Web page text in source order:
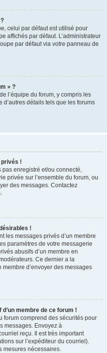
celui par défaut est utilisé pour
affichés par défaut. L’administrateur
par défaut via votre panneau de
» ?
l’équipe du forum, y compris les
détails tels que les forums
!
pas enregistré et/ou connecté,
privée sur l’ensemble du forum, ou
des messages. Contactez
!
les messages privés d’un membre
paramètres de votre messagerie
abusifs d’un membre en
Ce dernier a la
d’envoyer des messages
membre de ce forum !
forum comprend des sécurités pour
messages. Envoyez à
reçu. Il est très important
sur l’expéditeur du courriel).
mesures nécessaires.